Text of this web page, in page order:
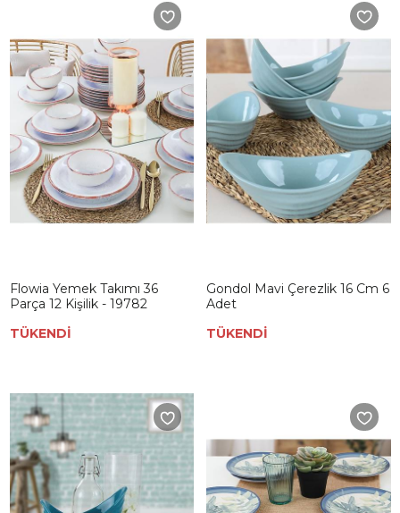
Flowia Yemek Takımı 36
Parça 12 Kişilik - 19782
TÜKENDİ
Gondol Mavi Çerezlik 16 Cm 6
Adet
TÜKENDİ